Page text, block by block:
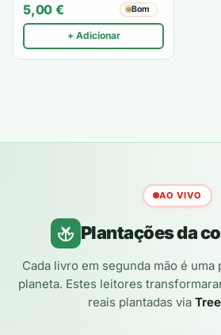
5,00 € Bom
+ Adicionar
AO VIVO
Plantações da
Cada livro em segunda mão é
planeta. Estes leitores
reais plantadas via